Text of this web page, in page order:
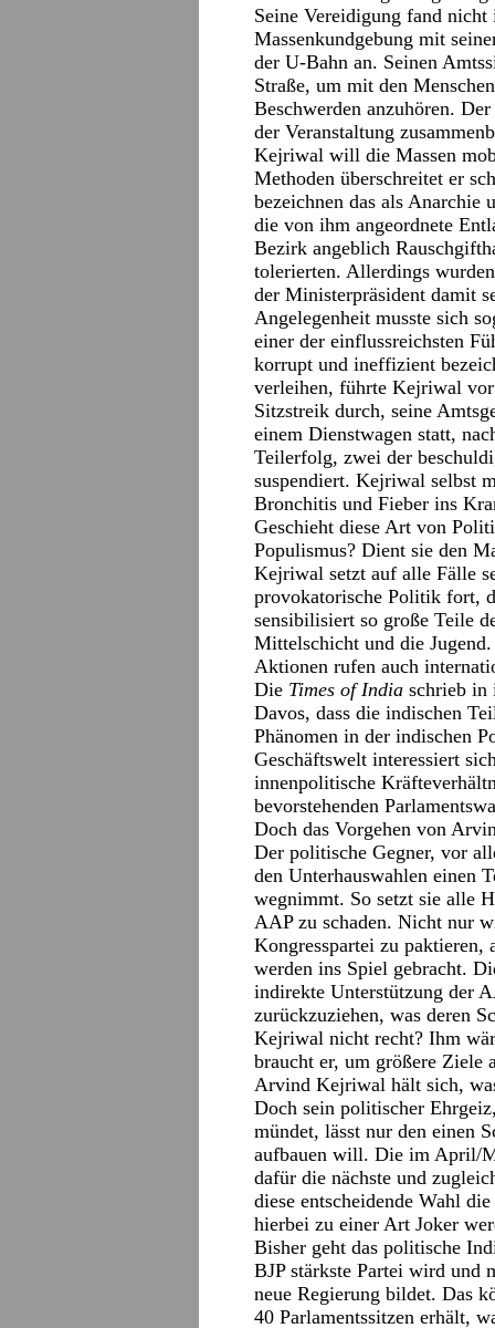
Seine Vereidigung fand
Massenkundgebung mit
der U-Bahn an. Seinen
Straße, um mit den
Beschwerden anzuhören.
der Veranstaltung
Kejriwal will die Massen
Methoden überschreitet er
bezeichnen das als Anarchie
die von ihm angeordnete
Bezirk angeblich
tolerierten. Allerdings
der Ministerpräsident damit
Angelegenheit musste sich
einer der einflussreichsten
korrupt und ineffizient
verleihen, führte Kejriwal
Sitzstreik durch, seine
einem Dienstwagen statt,
Teilerfolg, zwei der
suspendiert. Kejriwal selbst
Bronchitis und Fieber ins
Geschieht diese Art von
Populismus? Dient sie den
Kejriwal setzt auf alle Fälle
provokatorische Politik fort,
sensibilisiert so große Teile
Mittelschicht und die
Aktionen rufen auch
Die Times of India schrieb in
Davos, dass die indischen
Phänomen in der indischen
Geschäftswelt interessiert
innenpolitische
bevorstehenden
Doch das Vorgehen von
Der politische Gegner, vor
den Unterhauswahlen einen
wegnimmt. So setzt sie alle
AAP zu schaden. Nicht nur
Kongresspartei zu paktieren,
werden ins Spiel gebracht.
indirekte Unterstützung der
zurückzuziehen, was deren
Kejriwal nicht recht? Ihm
braucht er, um größere Ziele
Arvind Kejriwal hält sich,
Doch sein politischer
mündet, lässt nur den einen
aufbauen will. Die im April/
dafür die nächste und
diese entscheidende Wahl
hierbei zu einer Art Joker
Bisher geht das politische
BJP stärkste Partei wird und
neue Regierung bildet. Das
40 Parlamentssitzen erhält,